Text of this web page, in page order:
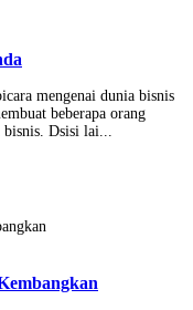
mengenai dunia bisnis
beberapa orang
bisnis. Dsisi lai...